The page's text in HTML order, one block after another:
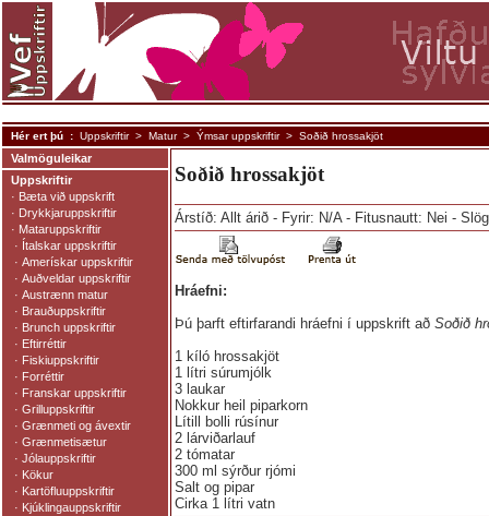
Soðið hrossakjöt
Árstíð: Allt árið - Fyrir: N/A - Fitusnautt: Nei -
Hráefni:
Þú þarft eftirfarandi hráefni í uppskrift að Soðið
1 kíló hrossakjöt
1 lítri súrumjólk
3 laukar
Nokkur heil piparkorn
Lítill bolli rúsínur
2 lárviðarlauf
2 tómatar
300 ml sýrður rjómi
Salt og pipar
Cirka 1 lítri vatn
Valmöguleikar
Uppskriftir
· Bæta við uppskrift
· Drykkjaruppskriftir
· Mataruppskriftir
· Ítalskar uppskriftir
· Amerískar uppskriftir
· Auðveldar uppskriftir
· Austrænn matur
· Brauðuppskriftir
· Brunch uppskriftir
· Eftirréttir
· Fiskiuppskriftir
· Forréttir
· Franskar uppskriftir
· Grilluppskriftir
· Grænmeti og ávextir
· Grænmetisætur
· Jólauppskriftir
· Kökur
· Kartöfluuppskriftir
· Kjúklingauppskriftir
Hér ert þú : Uppskriftir > Matur > Ýmsar uppskriftir > Soðið hrossakjöt